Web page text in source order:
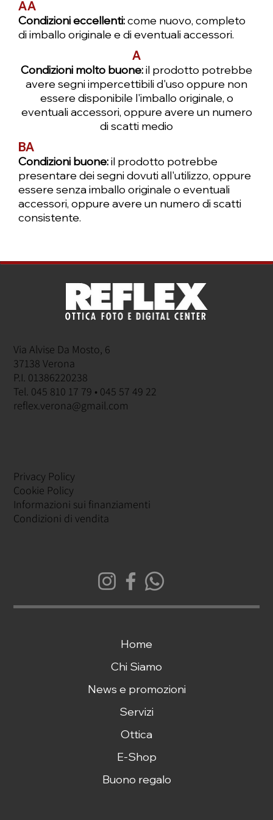
AA
Condizioni eccellenti:come nuovo, completo
di imballo originale e di eventuali accessori.
A
Condizioni molto buone:il prodotto potrebbe
avere segni impercettibili d'uso oppure non
essere disponibile l'imballo originale, o
eventuali accessori, oppure avere un numero
di scatti medio
BA
Condizioni buone:il prodotto potrebbe
presentare dei segni dovuti all'utilizzo, oppure
essere senza imballo originale o eventuali
accessori, oppure avere un numero di scatti
consistente.
Via Alvise Da Mosto, 6
37138 Verona
P.I. 01386220238
Tel. 045 810 17 79 • 045 57 49 22
reflex.verona@gmail.com
Privacy Policy
Cookie Policy
Informazioni sui finanziamenti
Condizioni di vendita
Home
Chi Siamo
News e promozioni
Servizi
Ottica
E-Shop
Buono regalo